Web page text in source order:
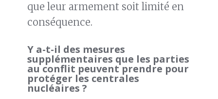
que leur armement soit limité en
conséquence.
Y a-t-il des mesures
supplémentaires que les parties
au conflit peuvent prendre pour
protéger les centrales
nucléaires ?